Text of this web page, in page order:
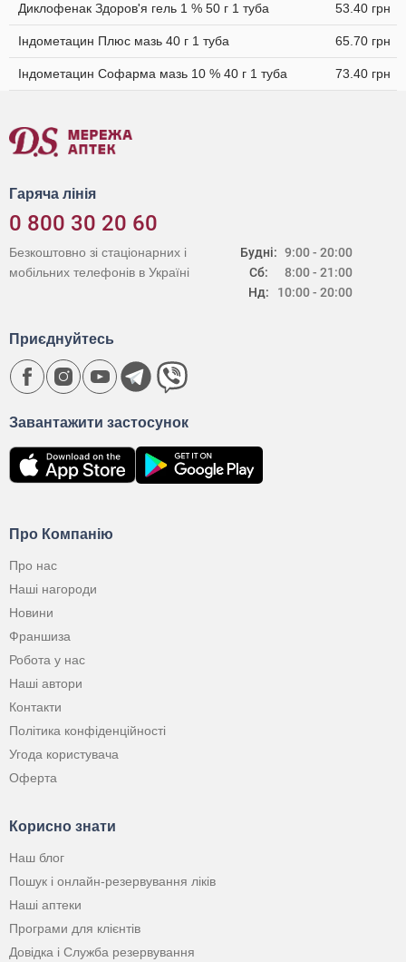
Диклофенак Здоров'я гель 1 % 50 г 1 туба 53.40 грн
Індометацин Плюс мазь 40 г 1 туба 65.70 грн
Індометацин Софарма мазь 10 % 40 г 1 туба 73.40 грн
Гаряча лінія
0 800 30 20 60
Будні:
Сб:
Нд:
9:00 - 20:00
8:00 - 21:00
10:00 - 20:00
Безкоштовно зі стаціонарних і
мобільних телефонів в Україні
Про Компанію
Про нас
Наші нагороди
Новини
Франшиза
Робота у нас
Наші автори
Контакти
Політика конфіденційності
Угода користувача
Оферта
Корисно знати
Наш блог
Пошук і онлайн-резервування ліків
Наші аптеки
Програми для клієнтів
Довідка і Служба резервування
Завантажити застосунок
Приєднуйтесь